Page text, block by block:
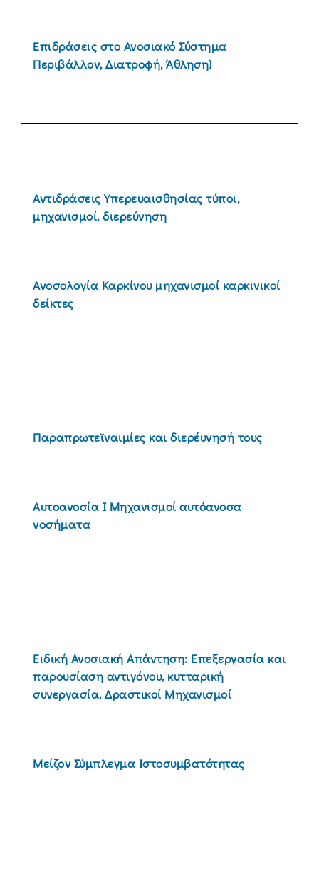
Επιδράσεις στο Ανοσιακό Σύστημα
Περιβάλλον, Διατροφή, Άθληση)
Αντιδράσεις Υπερευαισθησίας τύποι,
μηχανισμοί, διερεύνηση
Ανοσολογία Καρκίνου μηχανισμοί καρκινικοί
δείκτες
Παραπρωτεϊναιμίες και διερέυνησή τους
Αυτοανοσία Ι Μηχανισμοί αυτόανοσα
νοσήματα
Ειδική Ανοσιακή Απάντηση: Επεξεργασία και
παρουσίαση αντιγόνου, κυτταρική
συνεργασία, Δραστικοί Μηχανισμοί
Μείζον Σύμπλεγμα Ιστοσυμβατότητας